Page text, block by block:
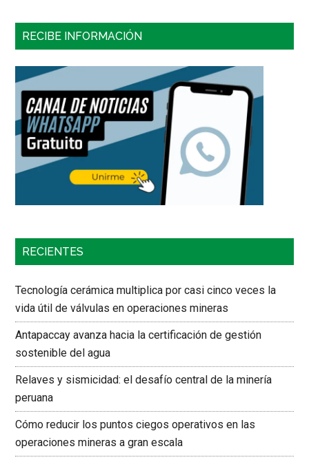
RECIBE INFORMACIÓN
RECIENTES
Tecnología cerámica multiplica por casi cinco veces la
vida útil de válvulas en operaciones mineras
Antapaccay avanza hacia la certificación de gestión
sostenible del agua
Relaves y sismicidad: el desafío central de la minería
peruana
Cómo reducir los puntos ciegos operativos en las
operaciones mineras a gran escala